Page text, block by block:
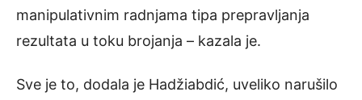
manipulativnim radnjama tipa prepravljanja
rezultata u toku brojanja – kazala je.
Sve je to, dodala je Hadžiabdić, uveliko narušilo